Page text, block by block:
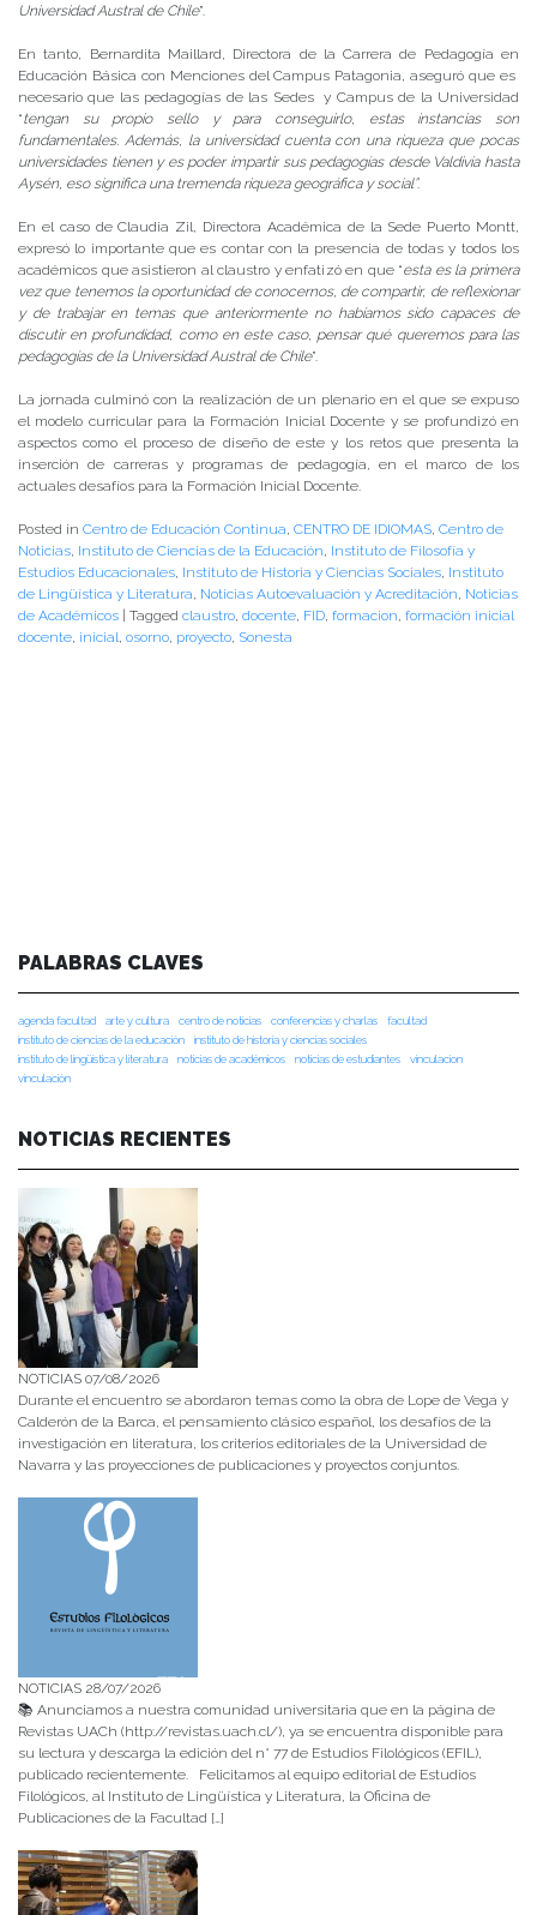
Universidad Austral de Chile”.
En tanto, Bernardita Maillard, Directora de la Carrera de Pedagogía en
Educación Básica con Menciones del Campus Patagonia, aseguró que es
necesario que las pedagogías de las Sedes y Campus de la Universidad
“tengan su propio sello y para conseguirlo, estas instancias son
fundamentales. Además, la universidad cuenta con una riqueza que pocas
universidades tienen y es poder impartir sus pedagogías desde Valdivia hasta
Aysén, eso significa una tremenda riqueza geográfica y social”.
En el caso de Claudia Zil, Directora Académica de la Sede Puerto Montt,
expresó lo importante que es contar con la presencia de todas y todos los
académicos que asistieron al claustro y enfatizó en que “esta es la primera
vez que tenemos la oportunidad de conocernos, de compartir, de reflexionar
y de trabajar en temas que anteriormente no habíamos sido capaces de
discutir en profundidad, como en este caso, pensar qué queremos para las
pedagogías de la Universidad Austral de Chile”.
La jornada culminó con la realización de un plenario en el que se expuso
el modelo curricular para la Formación Inicial Docente y se profundizó en
aspectos como el proceso de diseño de este y los retos que presenta la
inserción de carreras y programas de pedagogía, en el marco de los
actuales desafíos para la Formación Inicial Docente.
Posted in Centro de Educación Continua, CENTRO DE IDIOMAS, Centro de
Noticias, Instituto de Ciencias de la Educación, Instituto de Filosofía y
Estudios Educacionales, Instituto de Historia y Ciencias Sociales, Instituto
de Lingüística y Literatura, Noticias Autoevaluación y Acreditación, Noticias
de Académicos
Tagged claustro, docente, FID, formacion, formación inicial
docente, inicial, osorno, proyecto, Sonesta
PALABRAS CLAVES
agenda facultad arte y cultura centro de noticias conferencias y charlas
facultad
instituto de ciencias de la educación
instituto de historia y ciencias sociales
instituto de lingüística y literatura
noticias de académicos noticias de estudiantes
vinculacion
vinculación
NOTICIAS RECIENTES
NOTICIAS 07/08/2026
Durante el encuentro se abordaron temas como la obra de Lope de Vega y
Calderón de la Barca, el pensamiento clásico español, los desafíos de la
investigación en literatura, los criterios editoriales de la Universidad de
Navarra y las proyecciones de publicaciones y proyectos conjuntos.
NOTICIAS 28/07/2026
📚 Anunciamos a nuestra comunidad universitaria que en la página de
Revistas UACh (http://revistas.uach.cl/), ya se encuentra disponible para
su lectura y descarga la edición del n° 77 de Estudios Filológicos (EFIL),
publicado recientemente. Felicitamos al equipo editorial de Estudios
Filológicos, al Instituto de Lingüística y Literatura, la Oficina de
Publicaciones de la Facultad […]